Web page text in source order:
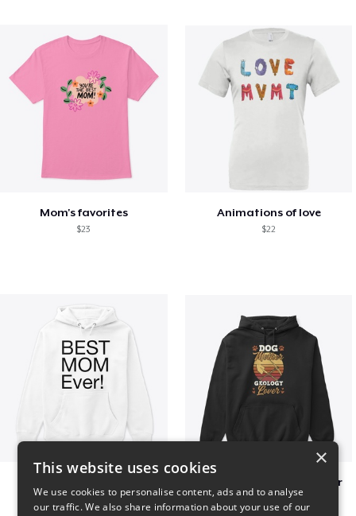
Mom's favorites
$23
Animations of love
$22
Dog Mother Geology Lover
×
This website uses cookies
We use cookies to personalise content, ads and to analyse
our traffic. We also share information about your use of our